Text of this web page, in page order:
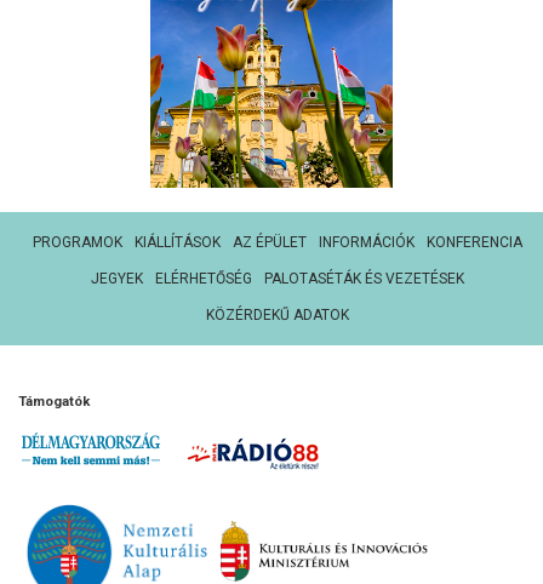
PROGRAMOK KIÁLLÍTÁSOK AZ ÉPÜLET INFORMÁCIÓK KONFERENCIA
JEGYEK ELÉRHETŐSÉG PALOTASÉTÁK ÉS VEZETÉSEK
KÖZÉRDEKŰ ADATOK
Támogatók